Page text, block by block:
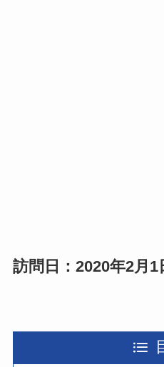
訪問日：2020年2月1